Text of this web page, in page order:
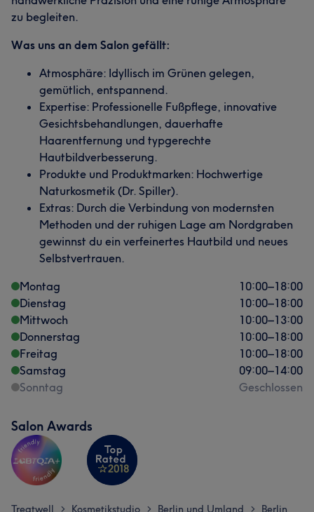
zu begleiten.
Was uns an dem Salon gefällt:
Atmosphäre: Idyllisch im Grünen gelegen,
gemütlich, entspannend.
Expertise: Professionelle Fußpflege, innovative
Gesichtsbehandlungen, dauerhafte
Haarentfernung und typgerechte
Hautbildverbesserung.
Produkte und Produktmarken: Hochwertige
Naturkosmetik (Dr. Spiller).
Extras: Durch die Verbindung von modernsten
Methoden und der ruhigen Lage am Nordgraben
gewinnst du ein verfeinertes Hautbild und neues
Selbstvertrauen.
Montag
10:00–18:00
Dienstag
10:00–18:00
Mittwoch
10:00–13:00
Donnerstag
10:00–18:00
Freitag
10:00–18:00
Samstag
09:00–14:00
Sonntag
Geschlossen
Salon Awards
Treatwell > Kosmetikstudio > Berlin und Umland > Berlin